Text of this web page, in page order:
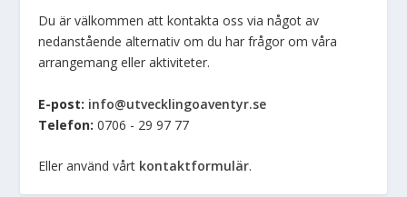
Du är välkommen att kontakta oss via något av
nedanstående alternativ om du har frågor om våra
arrangemang eller aktiviteter.
E-post: info@utvecklingoaventyr.se
Telefon: 0706 - 29 97 77
Eller använd vårt kontaktformulär.